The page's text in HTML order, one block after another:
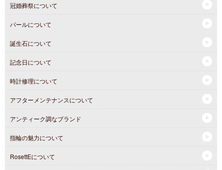
冠婚葬祭について
パールについて
誕生石について
記念日について
時計修理について
アフターメンテナンスについて
アンティーク調なブランド
指輪の魅力について
RosettEについて